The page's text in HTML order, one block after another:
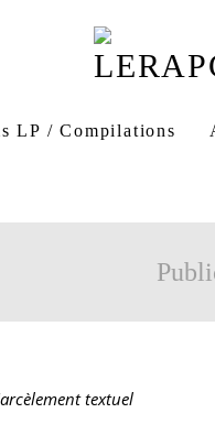
LP / Compilations
textuel